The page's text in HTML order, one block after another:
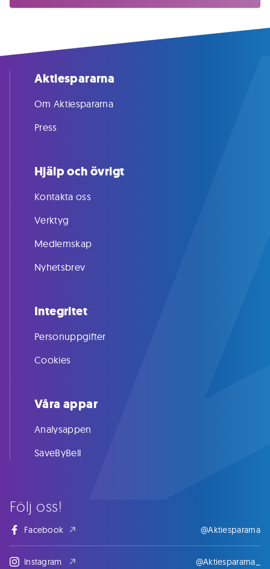
Följ oss!
Facebook @Aktiespararna
Instagram @Aktiespararna_
Aktiespararna
Om Aktiespararna
Press
Hjälp och övrigt
Kontakta oss
Verktyg
Medlemskap
Nyhetsbrev
Integritet
Personuppgifter
Cookies
Våra appar
Analysappen
SaveByBell